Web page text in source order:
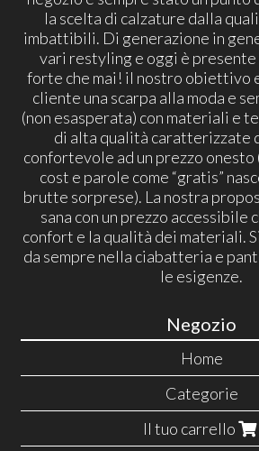
la scelta di calzature dalla
imbattibili. Di generazione in
vari restyling e oggi è presente
forte che mai! il nostro obiettivo
cliente una scarpa alla moda e
(non esasperata) con materiali e
di alta qualità caratterizzate
confortevole ad un prezzo onesto
cost e parole come “gratis”
brutte sorprese). La nostra
sana con un prezzo accessibile
confort e la qualità dei materiali.
da sempre nella ciabatteria e
le esigenze.
Negozio
Home
Categorie
Il tuo carrello